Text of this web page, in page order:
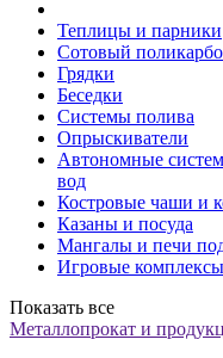
Теплицы и парники
Сотовый
Грядки
Беседки
Системы полива
Опрыскиватели
Автономные
вод
Костровые чаши и
Казаны и посуда
Мангалы и печи
Игровые комплексы
Показать все
Металлопрокат и